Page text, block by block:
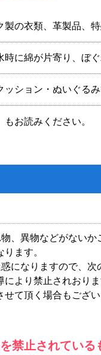
製の衣類、革製品、
時に綿が片寄り、ぼ
ッション・ぬいぐる
お読みください。
、異物などがない
ます。
になりますので、
により禁止されおり
て頂く場合もござい
禁止されている